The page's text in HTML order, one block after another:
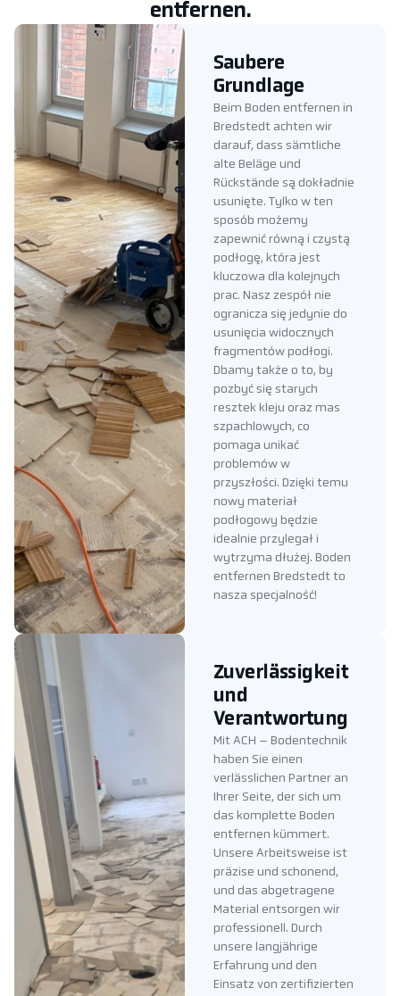
entfernen.
Saubere
Grundlage
Beim Boden entfernen in
Bredstedt achten wir
darauf, dass sämtliche
alte Beläge und
Rückstände są dokładnie
usunięte. Tylko w ten
sposób możemy
zapewnić równą i czystą
podłogę, która jest
kluczowa dla kolejnych
prac. Nasz zespół nie
ogranicza się jedynie do
usunięcia widocznych
fragmentów podłogi.
Dbamy także o to, by
pozbyć się starych
resztek kleju oraz mas
szpachlowych, co
pomaga unikać
problemów w
przyszłości. Dzięki temu
nowy materiał
podłogowy będzie
idealnie przylegał i
wytrzyma dłużej. Boden
entfernen Bredstedt to
nasza specjalność!
Zuverlässigkeit
und
Verantwortung
Mit ACH – Bodentechnik
haben Sie einen
verlässlichen Partner an
Ihrer Seite, der sich um
das komplette Boden
entfernen kümmert.
Unsere Arbeitsweise ist
präzise und schonend,
und das abgetragene
Material entsorgen wir
professionell. Durch
unsere langjährige
Erfahrung und den
Einsatz von zertifizierten